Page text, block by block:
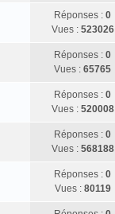
Réponses : 0
Vues : 523026
Réponses : 0
Vues : 65765
Réponses : 0
Vues : 520008
Réponses : 0
Vues : 568188
Réponses : 0
Vues : 80119